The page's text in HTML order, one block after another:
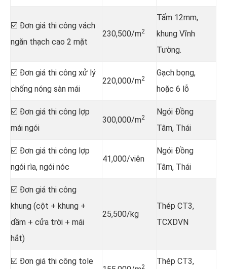
☑️ Đơn giá thi công vách
ngăn thạch cao 2 mặt
230,500/m2
Tấm 12mm,
khung Vĩnh
Tường.
☑️ Đơn giá thi công xử lý
chống nóng sàn mái
220,000/m2
Gạch bọng,
hoặc 6 lỗ
☑️ Đơn giá thi công lợp
mái ngói
300,000/m2
Ngói Đồng
Tâm, Thái
☑️ Đơn giá thi công lợp
ngói rìa, ngói nóc
41,000/viên
Ngói Đồng
Tâm, Thái
☑️ Đơn giá thi công
khung (cột + khung +
dầm + cửa trời + mái
hắt)
25,500/kg
Thép CT3,
TCXDVN
☑️ Đơn giá thi công tole
2
Thép CT3,